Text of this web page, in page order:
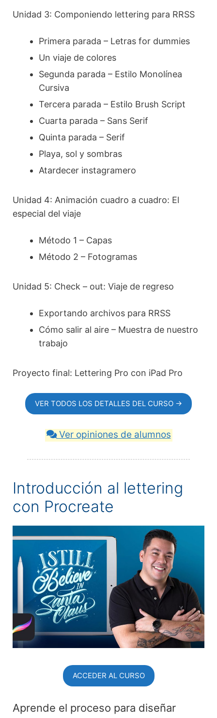
Unidad 3: Componiendo lettering para RRSS
Primera parada – Letras for dummies
Un viaje de colores
Segunda parada – Estilo Monolínea
Cursiva
Tercera parada – Estilo Brush Script
Cuarta parada – Sans Serif
Quinta parada – Serif
Playa, sol y sombras
Atardecer instagramero
Unidad 4: Animación cuadro a cuadro: El
especial del viaje
Método 1 – Capas
Método 2 – Fotogramas
Unidad 5: Check – out: Viaje de regreso
Exportando archivos para RRSS
Cómo salir al aire – Muestra de nuestro
trabajo
Proyecto final: Lettering Pro con iPad Pro
VER TODOS LOS DETALLES DEL CURSO →
Ver opiniones de alumnos
Introducción al lettering
con Procreate
ACCEDER AL CURSO
Aprende el proceso para diseñar